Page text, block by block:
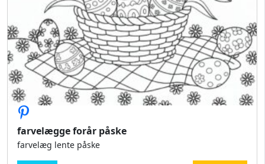
farvelægge forår påske
farvelæg lente påske